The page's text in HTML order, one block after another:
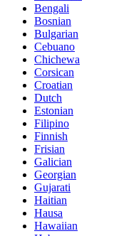
Bengali
Bosnian
Bulgarian
Cebuano
Chichewa
Corsican
Croatian
Dutch
Estonian
Filipino
Finnish
Frisian
Galician
Georgian
Gujarati
Haitian
Hausa
Hawaiian